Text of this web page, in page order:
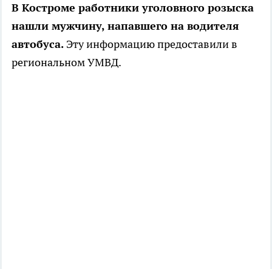
В Костроме работники уголовного розыска
нашли мужчину, напавшего на водителя
автобуса. Эту информацию предоставили в
региональном УМВД.